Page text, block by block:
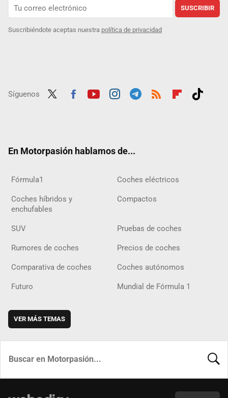
SUSCRIBIR
Suscribiéndote aceptas nuestra política de privacidad
Síguenos
En Motorpasión hablamos de...
Fórmula1 Coches eléctricos
Coches híbridos y
enchufables
Compactos
SUV Pruebas de coches
Rumores de coches Precios de coches
Comparativa de coches Coches autónomos
Futuro Mundial de Fórmula 1
VER MÁS TEMAS